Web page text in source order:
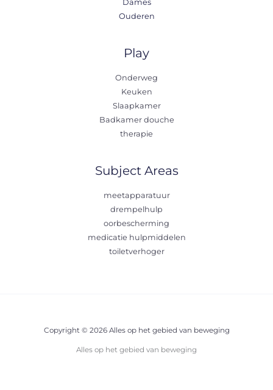
Dames
Ouderen
Play
Onderweg
Keuken
Slaapkamer
Badkamer douche
therapie
Subject Areas
meetapparatuur
drempelhulp
oorbescherming
medicatie hulpmiddelen
toiletverhoger
Copyright © 2026 Alles op het gebied van beweging
Alles op het gebied van beweging